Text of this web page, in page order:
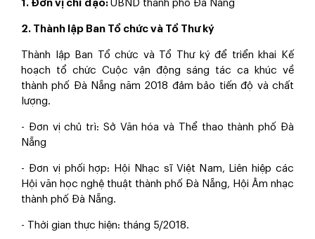
1. Đơn vị chỉ đạo: UBND thành phố Đà Nẵng
2. Thành lập Ban Tổ chức và Tổ Thư ký
Thành lập Ban Tổ chức và Tổ Thư ký để triển khai Kế
hoạch tổ chức Cuộc vận động sáng tác ca khúc về
thành phố Đà Nẵng năm 2018 đảm bảo tiến độ và chất
lượng.
- Đơn vị chủ trì: Sở Văn hóa và Thể thao thành phố Đà
Nẵng
- Đơn vị phối hợp: Hội Nhạc sĩ Việt Nam, Liên hiệp các
Hội văn học nghệ thuật thành phố Đà Nẵng, Hội Âm nhạc
thành phố Đà Nẵng.
- Thời gian thực hiện: tháng 5/2018.